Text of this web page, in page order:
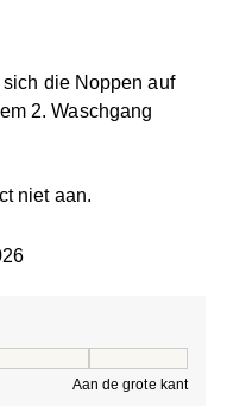
die Noppen auf
2. Waschgang
niet aan.
Aan de grote kant